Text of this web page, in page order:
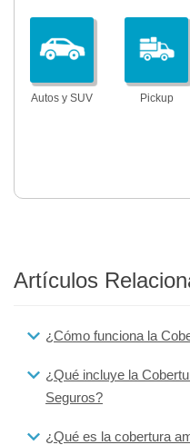
Autos y SUV Pickup
Artículos
¿Cómo funciona la
¿Qué incluye la
Seguros?
¿Qué es la cobertura